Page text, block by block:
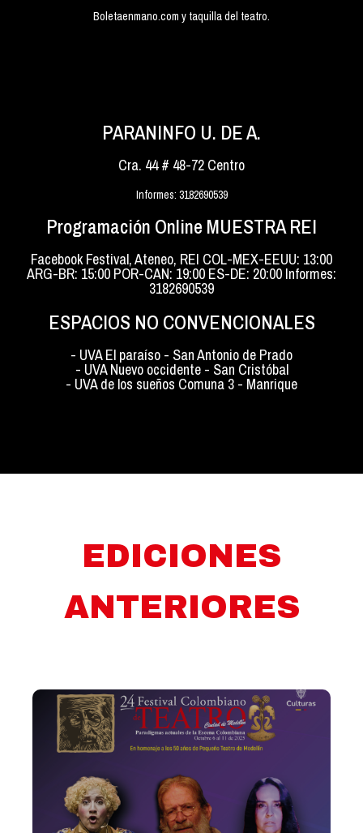
Boletaenmano.com y taquilla del teatro.
PARANINFO U. DE A.
Cra. 44 # 48-72 Centro
Informes: 3182690539
Programación Online MUESTRA REI
Facebook Festival, Ateneo, REI COL-MEX-EEUU: 13:00
ARG-BR: 15:00 POR-CAN: 19:00 ES-DE: 20:00 Informes:
3182690539
ESPACIOS NO CONVENCIONALES
- UVA El paraíso - San Antonio de Prado
- UVA Nuevo occidente - San Cristóbal
- UVA de los sueños Comuna 3 - Manrique
EDICIONES
ANTERIORES